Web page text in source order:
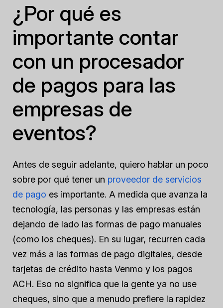
¿Por qué es
importante contar
con un procesador
de pagos para las
empresas de
eventos?
Antes de seguir adelante, quiero hablar un poco
sobre por qué tener un proveedor de servicios
de pago es importante. A medida que avanza la
tecnología, las personas y las empresas están
dejando de lado las formas de pago manuales
(como los cheques). En su lugar, recurren cada
vez más a las formas de pago digitales, desde
tarjetas de crédito hasta Venmo y los pagos
ACH. Eso no significa que la gente ya no use
cheques, sino que a menudo prefiere la rapidez